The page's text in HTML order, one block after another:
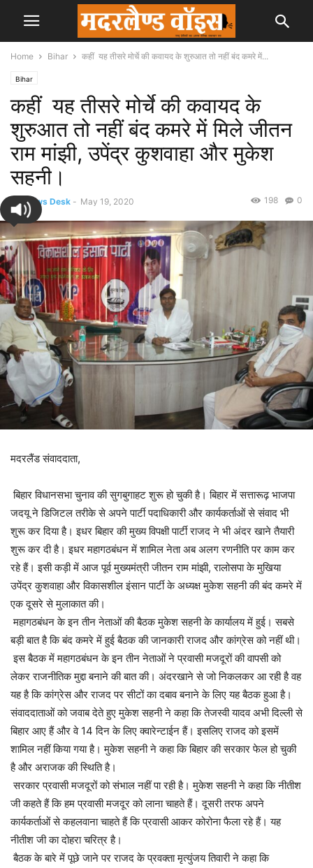
Home Bihar कहीं यह तीसरे मोर्चे की कवायद के शुरुआत तो नहीं बंद कमरे में...
Bihar
कहीं यह तीसरे मोर्चे की कवायद के
शुरुआत तो नहीं बंद कमरे में मिले जीतन
राम मांझी, उपेंद्र कुशवाहा और मुकेश
सहनी।
By News Desk - May 19, 2020 0
198
मदरलैंड संवाददाता,
बिहार विधानसभा चुनाव की सुगबुगाहट शुरू हो चुकी है। बिहार में सत्तारूढ़ भाजपा
जदयू ने डिजिटल तरीके से अपने पार्टी पदाधिकारी और कार्यकर्ताओं से संवाद भी
शुरू कर दिया है। इधर बिहार की मुख्य विपक्षी पार्टी राजद ने भी अंदर खाने तैयारी
शुरू कर दी है। इधर महागठबंधन में शामिल नेता अब अलग रणनीति पर काम कर
रहे हैं। इसी कड़ी में आज पूर्व मुख्यमंत्री जीतन राम मांझी, रालोसपा के मुखिया
उपेंद्र कुशवाहा और विकासशील इंसान पार्टी के अध्यक्ष मुकेश सहनी की बंद कमरे में
एक दूसरे से मुलाकात की।
महागठबंधन के इन तीन नेताओं की बैठक मुकेश सहनी के कार्यालय में हुई। सबसे
बड़ी बात है कि बंद कमरे में हुई बैठक की जानकारी राजद और कांग्रेस को नहीं थी।
इस बैठक में महागठबंधन के इन तीन नेताओं ने प्रवासी मजदूरों की वापसी को
लेकर राजनीतिक मुद्दा बनाने की बात की। अंदरखाने से जो निकलकर आ रही है वह
यह है कि कांग्रेस और राजद पर सीटों का दबाव बनाने के लिए यह बैठक हुआ है।
संवाददाताओं को जवाब देते हुए मुकेश सहनी ने कहा कि तेजस्वी यादव अभी दिल्ली से
बिहार आए हैं और वे 14 दिन के लिए क्वारेन्टाईन हैं। इसलिए राजद को इसमें
शामिल नहीं किया गया है। मुकेश सहनी ने कहा कि बिहार की सरकार फेल हो चुकी
है और अराजक की स्थिति है।
सरकार प्रवासी मजदूरों को संभाल नहीं पा रही है। मुकेश सहनी ने कहा कि नीतीश
जी कहते हैं कि हम प्रवासी मजदूर को लाना चाहते हैं। दूसरी तरफ अपने
कार्यकर्ताओं से कहलवाना चाहते हैं कि प्रवासी आकर कोरोना फैला रहे हैं। यह
नीतीश जी का दोहरा चरित्र है।
बैठक के बारे में पूछे जाने पर राजद के प्रवक्ता मृत्युंजय तिवारी ने कहा कि